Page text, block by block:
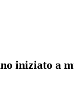
iniziato a